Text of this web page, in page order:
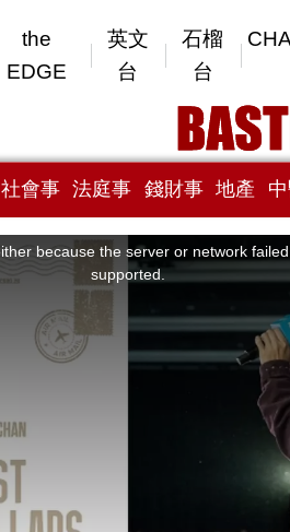
the
EDGE
英文
台
石榴
台
社會事 法庭事 錢財事 地產
because the server or network
supported.